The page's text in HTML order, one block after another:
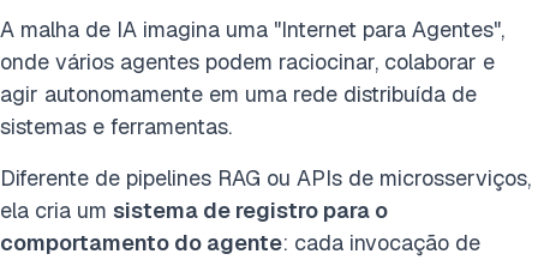
A malha de IA imagina uma "Internet para Agentes",
onde vários agentes podem raciocinar, colaborar e
agir autonomamente em uma rede distribuída de
sistemas e ferramentas.
Diferente de pipelines RAG ou APIs de microsserviços,
ela cria um sistema de registro para o
comportamento do agente: cada invocação de